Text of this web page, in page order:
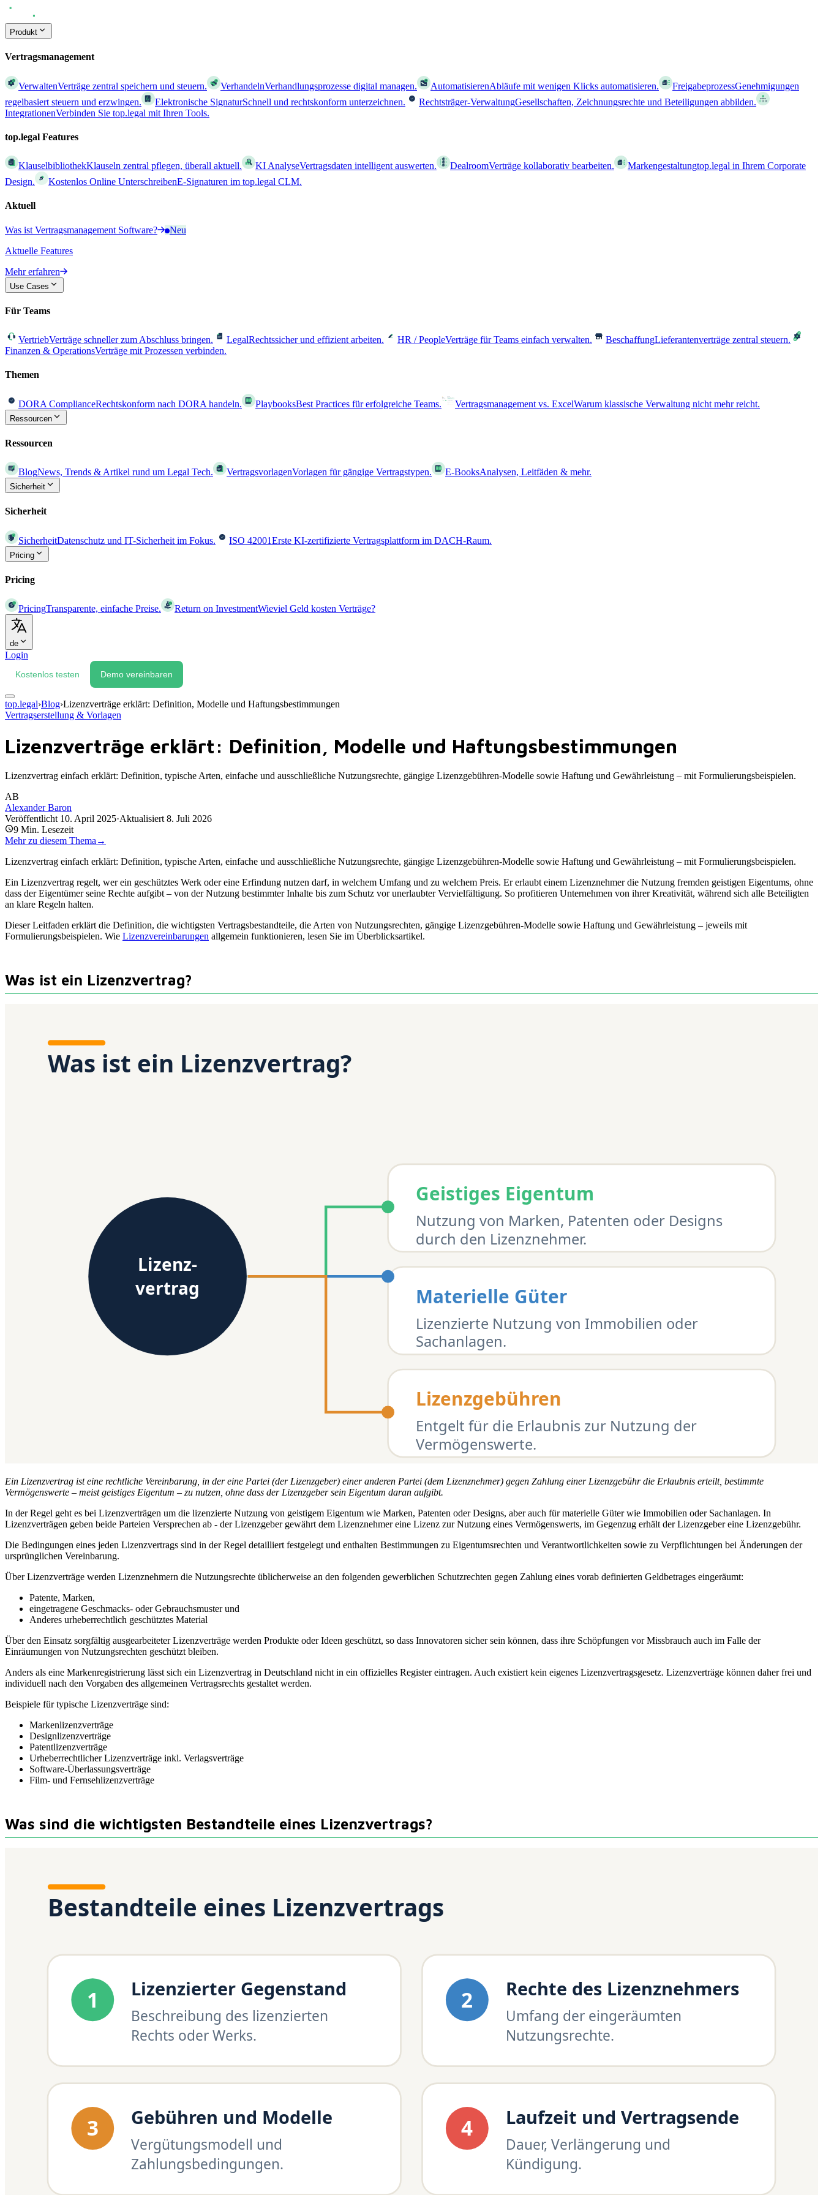
Produkt
Vertragsmanagement
VerwaltenVerträge zentral speichern und steuern. VerhandelnVerhandlungsprozesse digital managen. AutomatisierenAbläufe mit wenigen Klicks automatisieren. FreigabeprozessGenehmigungen
regelbasiert steuern und erzwingen.
Elektronische SignaturSchnell und rechtskonform unterzeichnen. Rechtsträger-VerwaltungGesellschaften, Zeichnungsrechte und Beteiligungen abbilden.
IntegrationenVerbinden Sie top.legal mit Ihren Tools.
top.legal Features
KlauselbibliothekKlauseln zentral pflegen, überall aktuell. KI AnalyseVertragsdaten intelligent auswerten. DealroomVerträge kollaborativ bearbeiten. Markengestaltungtop.legal in Ihrem Corporate
Design.
Kostenlos Online UnterschreibenE-Signaturen im top.legal CLM.
Aktuell
Was ist Vertragsmanagement Software?
Neu
Aktuelle Features
Mehr erfahren
Use Cases
Für Teams
VertriebVerträge schneller zum Abschluss bringen. LegalRechtssicher und effizient arbeiten. HR / PeopleVerträge für Teams einfach verwalten. BeschaffungLieferantenverträge zentral steuern.
Finanzen & OperationsVerträge mit Prozessen verbinden.
Themen
DORA ComplianceRechtskonform nach DORA handeln. PlaybooksBest Practices für erfolgreiche Teams. Vertragsmanagement vs. ExcelWarum klassische Verwaltung nicht mehr reicht.
Ressourcen
Ressourcen
BlogNews, Trends & Artikel rund um Legal Tech. VertragsvorlagenVorlagen für gängige Vertragstypen. E-BooksAnalysen, Leitfäden & mehr.
Sicherheit
Sicherheit
SicherheitDatenschutz und IT-Sicherheit im Fokus. ISO 42001Erste KI-zertifizierte Vertragsplattform im DACH-Raum.
Pricing
Pricing
PricingTransparente, einfache Preise. Return on InvestmentWieviel Geld kosten Verträge?
de
Login
Kostenlos testen Demo vereinbaren
top.legal›Blog›Lizenzverträge erklärt: Definition, Modelle und Haftungsbestimmungen
Vertragserstellung & Vorlagen
Lizenzverträge erklärt: Definition, Modelle und Haftungsbestimmungen
Lizenzvertrag einfach erklärt: Definition, typische Arten, einfache und ausschließliche Nutzungsrechte, gängige Lizenzgebühren-Modelle sowie Haftung und Gewährleistung – mit Formulierungsbeispielen.
AB
Alexander Baron
Veröffentlicht 10. April 2025·Aktualisiert 8. Juli 2026
9 Min. Lesezeit
Mehr zu diesem Thema →
Lizenzvertrag einfach erklärt: Definition, typische Arten, einfache und ausschließliche Nutzungsrechte, gängige Lizenzgebühren-Modelle sowie Haftung und Gewährleistung – mit Formulierungsbeispielen.
Ein Lizenzvertrag regelt, wer ein geschütztes Werk oder eine Erfindung nutzen darf, in welchem Umfang und zu welchem Preis. Er erlaubt einem Lizenznehmer die Nutzung fremden geistigen Eigentums, ohne
dass der Eigentümer seine Rechte aufgibt – von der Nutzung bestimmter Inhalte bis zum Schutz vor unerlaubter Vervielfältigung. So profitieren Unternehmen von ihrer Kreativität, während sich alle Beteiligten
an klare Regeln halten.
Dieser Leitfaden erklärt die Definition, die wichtigsten Vertragsbestandteile, die Arten von Nutzungsrechten, gängige Lizenzgebühren-Modelle sowie Haftung und Gewährleistung – jeweils mit
Formulierungsbeispielen. Wie Lizenzvereinbarungen allgemein funktionieren, lesen Sie im Überblicksartikel.
Was ist ein Lizenzvertrag?
Ein Lizenzvertrag ist eine rechtliche Vereinbarung, in der eine Partei (der Lizenzgeber) einer anderen Partei (dem Lizenznehmer) gegen Zahlung einer Lizenzgebühr die Erlaubnis erteilt, bestimmte
Vermögenswerte – meist geistiges Eigentum – zu nutzen, ohne dass der Lizenzgeber sein Eigentum daran aufgibt.
In der Regel geht es bei Lizenzverträgen um die lizenzierte Nutzung von geistigem Eigentum wie Marken, Patenten oder Designs, aber auch für materielle Güter wie Immobilien oder Sachanlagen. In
Lizenzverträgen geben beide Parteien Versprechen ab - der Lizenzgeber gewährt dem Lizenznehmer eine Lizenz zur Nutzung eines Vermögenswerts, im Gegenzug erhält der Lizenzgeber eine Lizenzgebühr.
Die Bedingungen eines jeden Lizenzvertrags sind in der Regel detailliert festgelegt und enthalten Bestimmungen zu Eigentumsrechten und Verantwortlichkeiten sowie zu Verpflichtungen bei Änderungen der
ursprünglichen Vereinbarung.
Über Lizenzverträge werden Lizenznehmern die Nutzungsrechte üblicherweise an den folgenden gewerblichen Schutzrechten gegen Zahlung eines vorab definierten Geldbetrages eingeräumt:
Patente, Marken,
eingetragene Geschmacks- oder Gebrauchsmuster und
Anderes urheberrechtlich geschütztes Material
Über den Einsatz sorgfältig ausgearbeiteter Lizenzverträge werden Produkte oder Ideen geschützt, so dass Innovatoren sicher sein können, dass ihre Schöpfungen vor Missbrauch auch im Falle der
Einräumungen von Nutzungsrechten geschützt bleiben.
Anders als eine Markenregistrierung lässt sich ein Lizenzvertrag in Deutschland nicht in ein offizielles Register eintragen. Auch existiert kein eigenes Lizenzvertragsgesetz. Lizenzverträge können daher frei und
individuell nach den Vorgaben des allgemeinen Vertragsrechts gestaltet werden.
Beispiele für typische Lizenzverträge sind:
Markenlizenzverträge
Designlizenzverträge
Patentlizenzverträge
Urheberrechtlicher Lizenzverträge inkl. Verlagsverträge
Software-Überlassungsverträge
Film- und Fernsehlizenzverträge
Was sind die wichtigsten Bestandteile eines Lizenzvertrags?